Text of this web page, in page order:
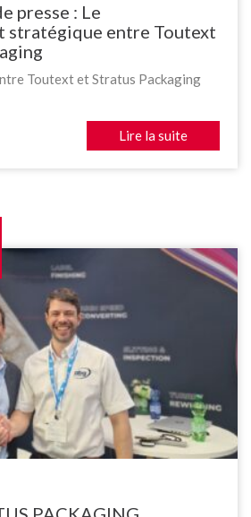
presse : Le
stratégique entre Toutext
Toutext et Stratus Packaging
Lire la suite